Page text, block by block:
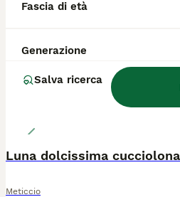
Fascia di età
Generazione
Salva ricerca
Meticcio